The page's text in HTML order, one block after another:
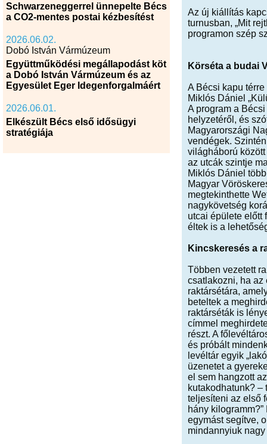
Schwarzeneggerrel ünnepelte Bécs
a CO2-mentes postai kézbesítést
2026.06.02.
Dobó István Vármúzeum
Együttműködési megállapodást köt
a Dobó István Vármúzeum és az
Egyesület Eger Idegenforgalmáért
2026.06.01.
Elkészült Bécs első idősügyi
stratégiája
Az új kiállítás
turnusban, „Mit
programon szép
Körséta a budai
A Bécsi kapu
Miklós Dániel
A program a
helyzetéről, és
Magyarországi
vendégek.
világháború
az utcák szintje
Miklós Dániel
Magyar
megtekinthette
nagykövetség
utcai épülete előtt
éltek is a
Kincskeresés a
Többen vezetett
csatlakozni, ha az
raktársétára,
beteltek a
raktárséták is
címmel
részt. A
és próbált
levéltár egyik
üzenetet a
el sem hangzott
kutakodhatunk? –
teljesíteni az első
hány
egymást segítve,
mindannyiuk